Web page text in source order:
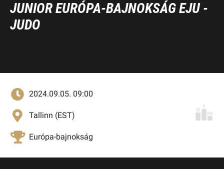
JUNIOR EURÓPA-BAJNOKSÁG EJU -
JUDO
2024.09.05. 09:00
Tallinn (EST)
Európa-bajnokság